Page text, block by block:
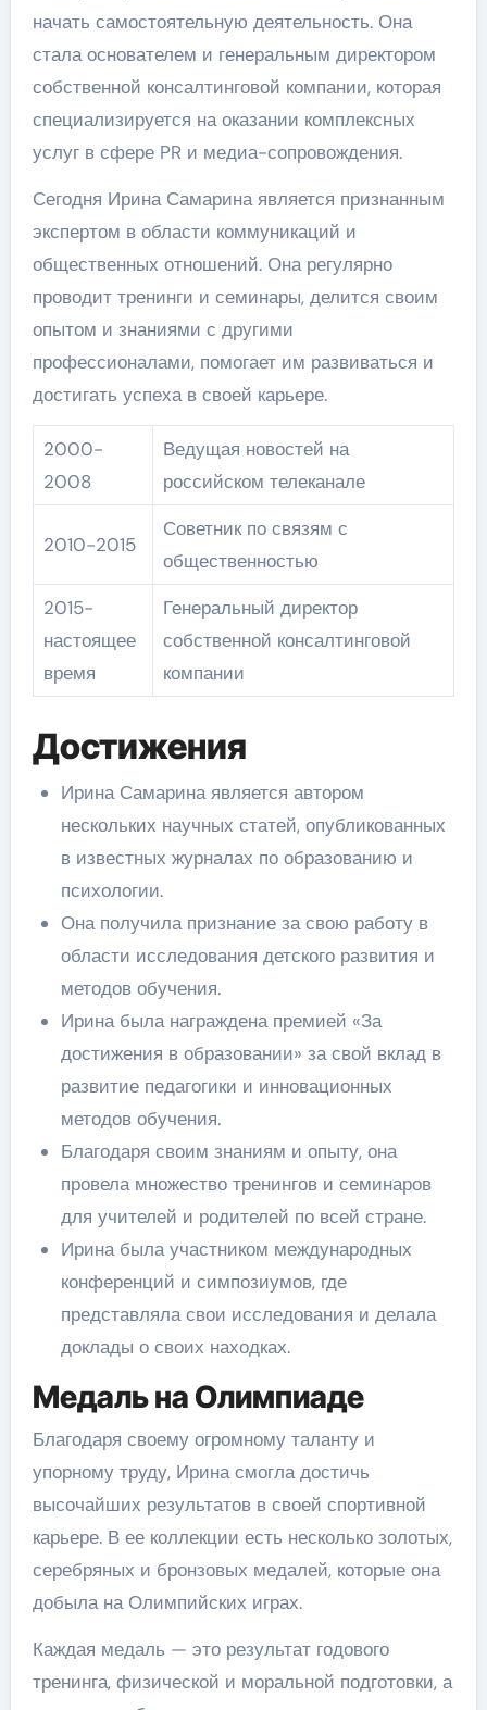
начать самостоятельную деятельность. Она
стала основателем и генеральным директором
собственной консалтинговой компании, которая
специализируется на оказании комплексных
услуг в сфере PR и медиа-сопровождения.
Сегодня Ирина Самарина является признанным
экспертом в области коммуникаций и
общественных отношений. Она регулярно
проводит тренинги и семинары, делится своим
опытом и знаниями с другими
профессионалами, помогает им развиваться и
достигать успеха в своей карьере.
2000-
2008
Ведущая новостей на
российском телеканале
2010-2015
Советник по связям с
общественностью
2015-
настоящее
время
Генеральный директор
собственной консалтинговой
компании
Достижения
Ирина Самарина является автором
нескольких научных статей, опубликованных
в известных журналах по образованию и
психологии.
Она получила признание за свою работу в
области исследования детского развития и
методов обучения.
Ирина была награждена премией «За
достижения в образовании» за свой вклад в
развитие педагогики и инновационных
методов обучения.
Благодаря своим знаниям и опыту, она
провела множество тренингов и семинаров
для учителей и родителей по всей стране.
Ирина была участником международных
конференций и симпозиумов, где
представляла свои исследования и делала
доклады о своих находках.
Медаль на Олимпиаде
Благодаря своему огромному таланту и
упорному труду, Ирина смогла достичь
высочайших результатов в своей спортивной
карьере. В ее коллекции есть несколько золотых,
серебряных и бронзовых медалей, которые она
добыла на Олимпийских играх.
Каждая медаль — это результат годового
тренинга, физической и моральной подготовки, а